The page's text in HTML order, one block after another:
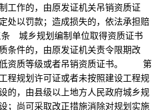
工作的，由原发证机关吊销资质证
处以罚款；造成损失的，依法承担赔
城乡规划编制单位取得资质证书
条件的，由原发证机关责令限期改
低资质等级或者吊销资质证书。 第
规划许可证或者未按照建设工程规
的，由县级以上地方人民政府城乡规
；尚可采取改正措施消除对规划实施